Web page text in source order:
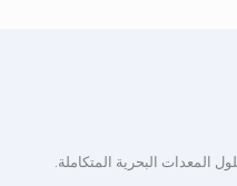
البحرية المتكاملة.